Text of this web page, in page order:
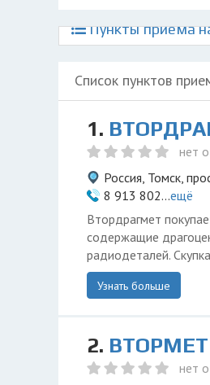
Пункты приема
Список пунктов
1.
нет
Россия, Томск,
8 913 802...ещё
Втордрагмет
содержащие
радиодеталей.
Узнать больше
2. ВТОРМЕТ
нет